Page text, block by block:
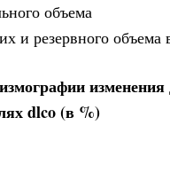
объема
и резервного
dlco (в %)